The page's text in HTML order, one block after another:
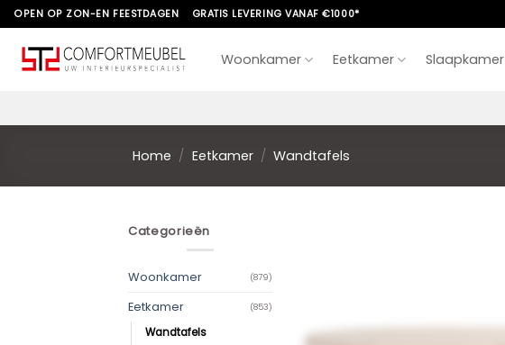
Skip
to
content
OPEN OP ZON-EN FEESTDAGEN GRATIS LEVERING VANAF €1000*
Woonkamer Eetkamer Slaapkamer
Home / Eetkamer / Wandtafels
Categorieën
Woonkamer (879)
Eetkamer (853)
Wandtafels